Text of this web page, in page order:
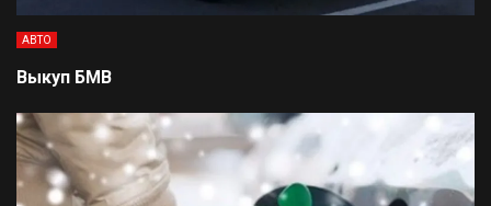
АВТО
Выкуп БМВ